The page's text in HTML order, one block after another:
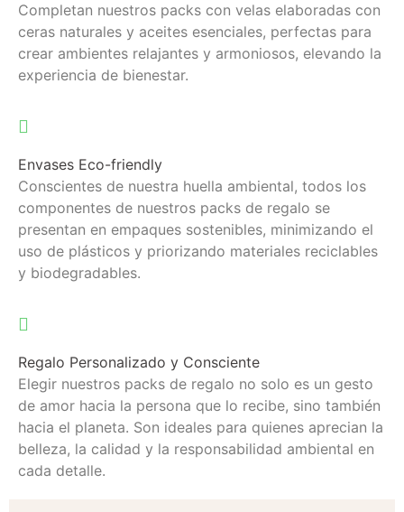
Completan nuestros packs con velas elaboradas con
ceras naturales y aceites esenciales, perfectas para
crear ambientes relajantes y armoniosos, elevando la
experiencia de bienestar.
Envases Eco-friendly
Conscientes de nuestra huella ambiental, todos los
componentes de nuestros packs de regalo se
presentan en empaques sostenibles, minimizando el
uso de plásticos y priorizando materiales reciclables
y biodegradables.
Regalo Personalizado y Consciente
Elegir nuestros packs de regalo no solo es un gesto
de amor hacia la persona que lo recibe, sino también
hacia el planeta. Son ideales para quienes aprecian la
belleza, la calidad y la responsabilidad ambiental en
cada detalle.